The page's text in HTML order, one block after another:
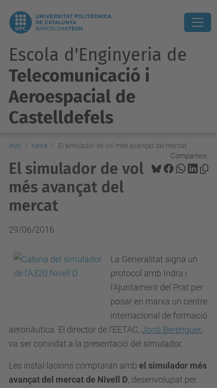
Escola d'Enginyeria de
Telecomunicació i
Aeroespacial de
Castelldefels
Inici news El simulador de vol més avançat del mercat
Comparteix:
El simulador de vol
més avançat del
mercat
29/06/2016
La Generalitat signa un
protocol amb Indra i
l'Ajuntament del Prat per
posar en marxa un centre
internacional de formació
aeronàutica. El director de l'EETAC, Jordi Berenguer,
va ser convidat a la presentació del simulador.
Les instal·lacions comptaran amb el simulador més
avançat del mercat de Nivell D, desenvolupat per